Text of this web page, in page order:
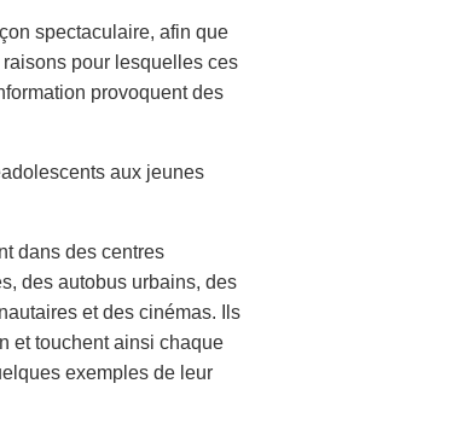
spectaculaire, afin que
pour lesquelles ces
provoquent des
aux jeunes
dans des centres
des autobus urbains, des
et des cinémas. Ils
et touchent ainsi chaque
exemples de leur